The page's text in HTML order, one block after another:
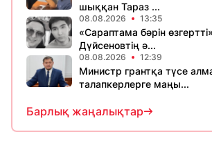
шыққан Тараз ...
08.08.2026 13:35
«Сараптама бәрін
Дүйсеновтің ә...
08.08.2026 12:39
Министр грантқа түсе
талапкерлерге маңы...
Барлық жаңалықтар